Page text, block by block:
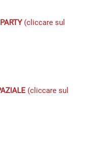
(cliccare sul
(cliccare sul